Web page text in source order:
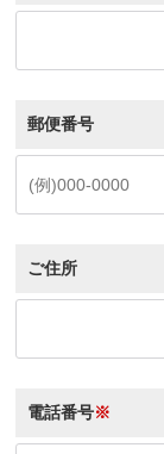
郵便番号
ご住所
電話番号※